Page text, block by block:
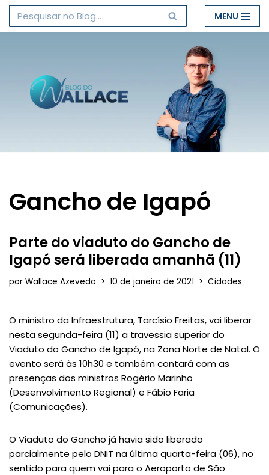
Pular
conteúdo
MENU
Gancho de Igapó
Parte do viaduto do Gancho de
Igapó será liberada amanhã (11)
por Wallace Azevedo 10 de janeiro de 2021 Cidades
O ministro da Infraestrutura, Tarcísio Freitas, vai liberar
nesta segunda-feira (11) a travessia superior do
Viaduto do Gancho de Igapó, na Zona Norte de Natal. O
evento será às 10h30 e também contará com as
presenças dos ministros Rogério Marinho
(Desenvolvimento Regional) e Fábio Faria
(Comunicações).
O Viaduto do Gancho já havia sido liberado
parcialmente pelo DNIT na última quarta-feira (06), no
sentido para quem vai para o Aeroporto de São